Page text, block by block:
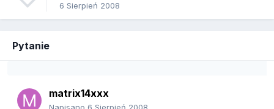
6 Sierpień 2008
Pytanie
matrix14xxx